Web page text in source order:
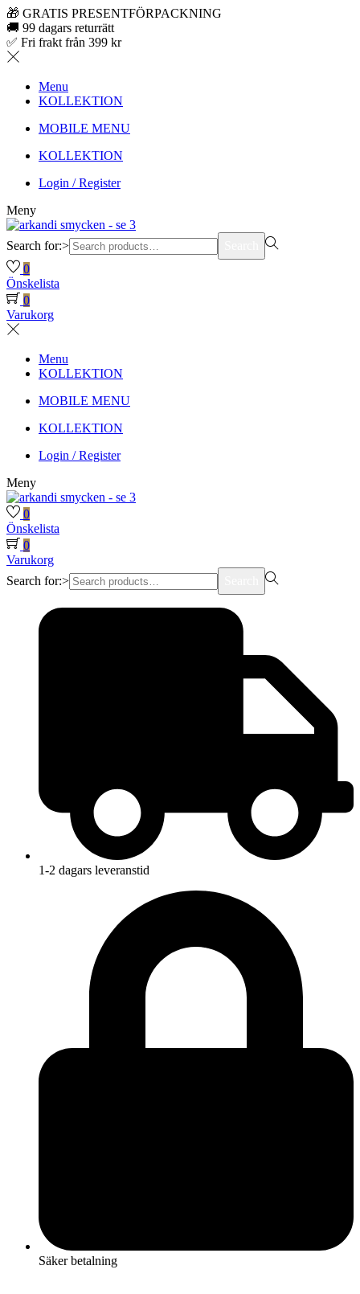
🎁 GRATIS PRESENTFÖRPACKNING
🚚 99 dagars returrätt
✅ Fri frakt från 399 kr
Menu
KOLLEKTION
MOBILE MENU
KOLLEKTION
Login / Register
Meny
Search for:>
0
Önskelista
0
Varukorg
Menu
KOLLEKTION
MOBILE MENU
KOLLEKTION
Login / Register
Meny
0
Önskelista
0
Varukorg
Search for:>
1-2 dagars leveranstid
Säker betalning